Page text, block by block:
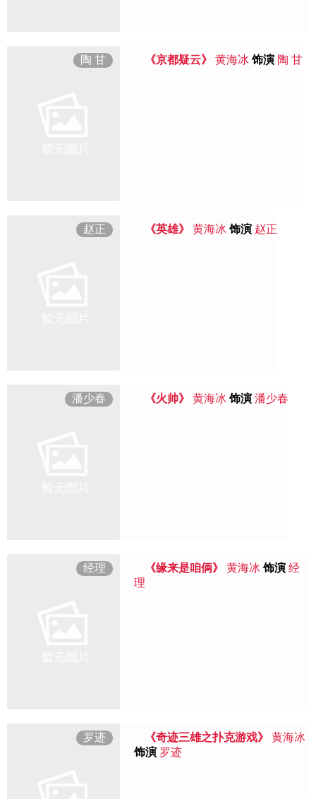
陶 甘 《京都疑云》 黄海冰 饰演 陶 甘
赵正 《英雄》 黄海冰 饰演 赵正
潘少春 《火帅》 黄海冰 饰演 潘少春
经理 《缘来是咱俩》 黄海冰 饰演 经
理
罗迹 《奇迹三雄之扑克游戏》
黄海冰
饰演 罗迹